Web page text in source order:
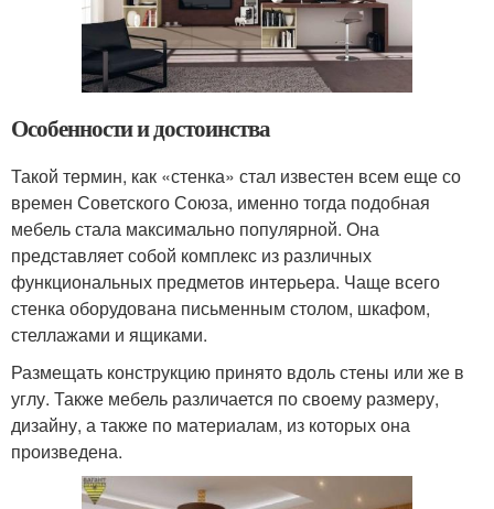
Особенности и достоинства
Такой термин, как «стенка» стал известен всем еще со
времен Советского Союза, именно тогда подобная
мебель стала максимально популярной. Она
представляет собой комплекс из различных
функциональных предметов интерьера. Чаще всего
стенка оборудована письменным столом, шкафом,
стеллажами и ящиками.
Размещать конструкцию принято вдоль стены или же в
углу. Также мебель различается по своему размеру,
дизайну, а также по материалам, из которых она
произведена.